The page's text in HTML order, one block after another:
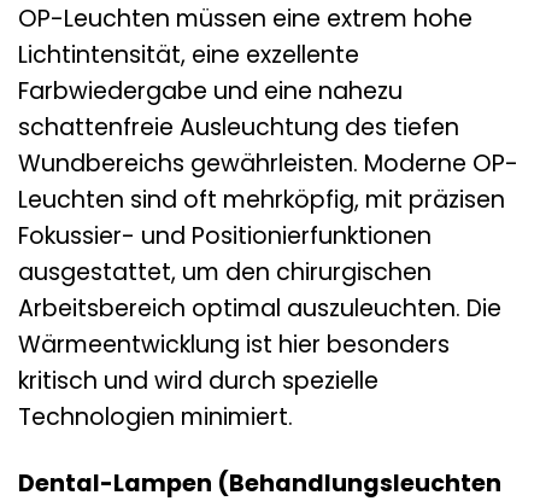
OP-Leuchten müssen eine extrem hohe
Lichtintensität, eine exzellente
Farbwiedergabe und eine nahezu
schattenfreie Ausleuchtung des tiefen
Wundbereichs gewährleisten. Moderne OP-
Leuchten sind oft mehrköpfig, mit präzisen
Fokussier- und Positionierfunktionen
ausgestattet, um den chirurgischen
Arbeitsbereich optimal auszuleuchten. Die
Wärmeentwicklung ist hier besonders
kritisch und wird durch spezielle
Technologien minimiert.
Dental-Lampen (Behandlungsleuchten